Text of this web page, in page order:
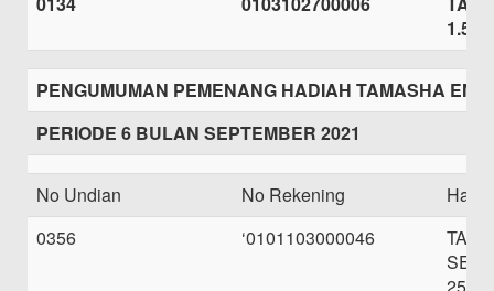
PENGUMUMAN PEMENANG HADIAH TAMASHA
PERIODE 6 BULAN SEPTEMBER 2021
No Undian No Rekening
0356
‘0101103000046